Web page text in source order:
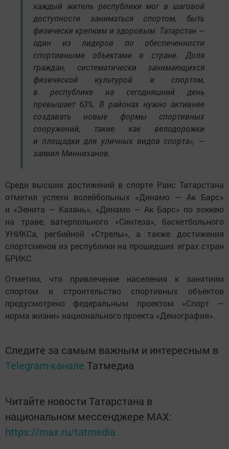
каждый житель республики мог в шаговой
доступности заниматься спортом, быть
физически крепким и здоровым. Татарстан —
один из лидеров по обеспеченности
спортивными объектами в стране. Доля
граждан, систематически занимающихся
физической культурой и спортом,
в республике на сегодняшний день
превышает 63%. В районах нужно активнее
создавать новые формы спортивных
сооружений, такие как велодорожки
и площадки для уличных видов спорта», —
заявил Минниханов.
Среди высших достижений в спорте Раис Татарстана
отметил успехи волейбольных «Динамо — Ак Барс»
и «Зенита — Казань», «Динамо — Ак Барс» по хоккею
на траве, ватерпольного «Синтеза», баскетбольного
УНИКСа, регбийной «Стрелы», а также достижения
спортсменов из республики на прошедших играх стран
БРИКС.
Отметим, что привлечение населения к занятиям
спортом и строительство спортивных объектов
предусмотрено федеральным проектом «Спорт —
норма жизни» национального проекта «Демография».
Следите за самым важным и интересным в
Telegram-канале Татмедиа
Читайте новости Татарстана в
национальном мессенджере MАХ:
https://max.ru/tatmedia